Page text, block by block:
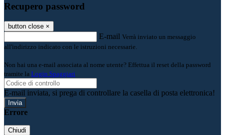
Recupero password
button close ×
E-mail Verrà inviato un messaggio
all'indirizzo indicato con le istruzioni necessarie.
Non hai una e-mail associata al nome utente? Effettua il reset della password
tramite la Login Spaggiari
E-mail inviata, si prega di controllare la casella di posta elettronica!
Errore
Chiudi